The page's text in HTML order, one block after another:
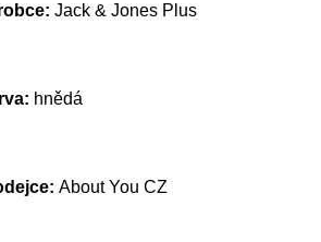
Jack & Jones Plus
hnědá
About You CZ